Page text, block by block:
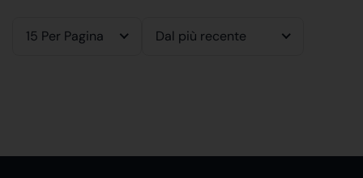
15 Per Pagina Dal più recente